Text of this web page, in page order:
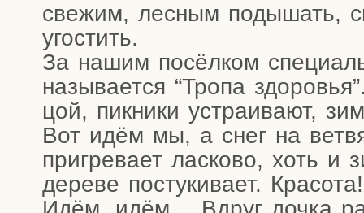
све­жим, лес­ным поды­шать,
угостить.
За нашим посёл­ком
назы­ва­ет­ся “Тро­па
цой, пик­ни­ки устра­и­ва­ют,
Вот идём мы, а снег на
при­гре­ва­ет лас­ко­во, хоть и
дере­ве посту­ки­ва­ет.